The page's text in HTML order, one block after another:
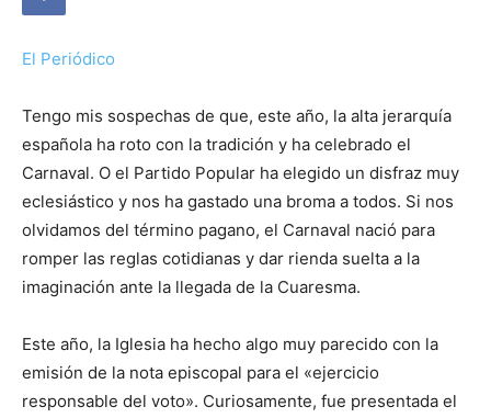
El Periódico
Tengo mis sospechas de que, este año, la alta jerarquía
española ha roto con la tradición y ha celebrado el
Carnaval. O el Partido Popular ha elegido un disfraz muy
eclesiástico y nos ha gastado una broma a todos. Si nos
olvidamos del término pagano, el Carnaval nació para
romper las reglas cotidianas y dar rienda suelta a la
imaginación ante la llegada de la Cuaresma.
Este año, la Iglesia ha hecho algo muy parecido con la
emisión de la nota episcopal para el «ejercicio
responsable del voto». Curiosamente, fue presentada el